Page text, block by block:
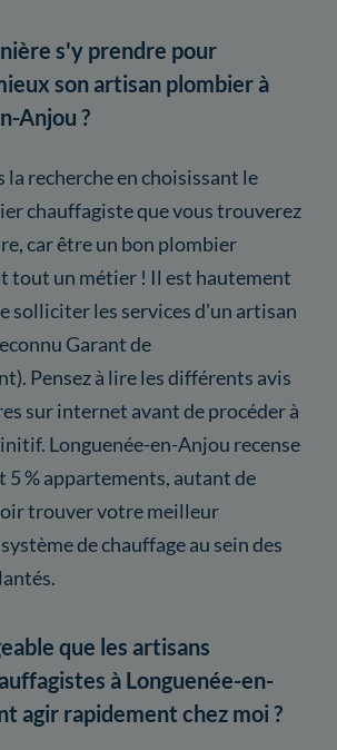
s'y prendre pour
son artisan plombier à
Anjou ?
la recherche en choisissant le
chauffagiste que vous trouverez
car être un bon plombier
tout un métier ! Il est hautement
solliciter les services d'un artisan
Garant de
Pensez à lire les différents avis
sur internet avant de procéder à
Longuenée-en-Anjou recense
5 % appartements, autant de
trouver votre meilleur
de chauffage au sein des
que les artisans
à Longuenée-en-
agir rapidement chez moi ?